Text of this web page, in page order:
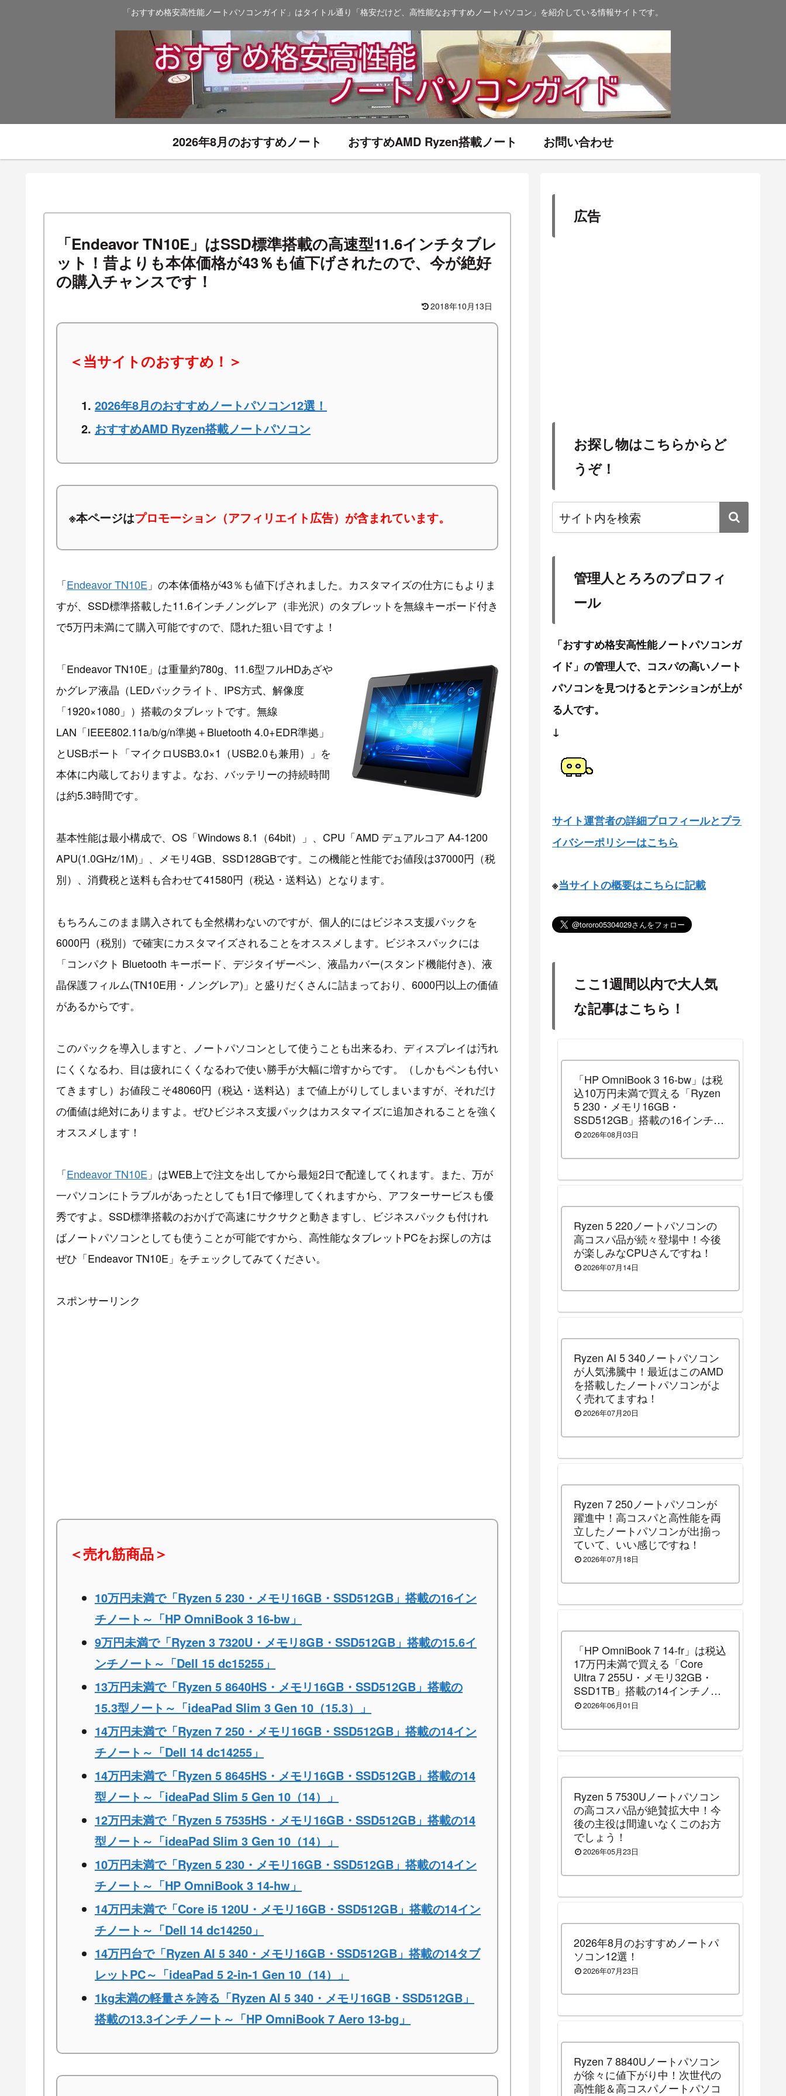
「おすすめ格安高性能ノートパソコンガイド」はタイトル通り「格安だけど、高性能なおすすめノートパソコン」を紹介している情報サイトです。
2026年8月のおすすめノート おすすめAMD Ryzen搭載ノート お問い合わせ
「Endeavor TN10E」はSSD標準搭載の高速型11.6インチタブレ
ット！昔よりも本体価格が43％も値下げされたので、今が絶好
の購入チャンスです！
2018年10月13日
＜当サイトのおすすめ！＞
2026年8月のおすすめノートパソコン12選！
おすすめAMD Ryzen搭載ノートパソコン
※本ページはプロモーション（アフィリエイト広告）が含まれています。
「Endeavor TN10E 」の本体価格が43％も値下げされました。カスタマイズの仕方にもよりま
すが、SSD標準搭載した11.6インチノングレア（非光沢）のタブレットを無線キーボード付き
で5万円未満にて購入可能ですので、隠れた狙い目ですよ！
「Endeavor TN10E」は重量約780g、11.6型フルHDあざや
かグレア液晶（LEDバックライト、IPS方式、解像度
「1920×1080」）搭載のタブレットです。無線
LAN「IEEE802.11a/b/g/n準拠＋Bluetooth 4.0+EDR準拠」
とUSBポート「マイクロUSB3.0×1（USB2.0も兼用）」を
本体に内蔵しておりますよ。なお、バッテリーの持続時間
は約5.3時間です。
基本性能は最小構成で、OS「Windows 8.1（64bit）」、CPU「AMD デュアルコア A4-1200
APU(1.0GHz/1M)」、メモリ4GB、SSD128GBです。この機能と性能でお値段は37000円（税
別）、消費税と送料も合わせて41580円（税込・送料込）となります。
もちろんこのまま購入されても全然構わないのですが、個人的にはビジネス支援パックを
6000円（税別）で確実にカスタマイズされることをオススメします。ビジネスパックには
「コンパクト Bluetooth キーボード、デジタイザーペン、液晶カバー(スタンド機能付き)、液
晶保護フィルム(TN10E用・ノングレア)」と盛りだくさんに詰まっており、6000円以上の価値
があるからです。
このパックを導入しますと、ノートパソコンとして使うことも出来るわ、ディスプレイは汚れ
にくくなるわ、目は疲れにくくなるわで使い勝手が大幅に増すからです。（しかもペンも付い
てきますし）お値段こそ48060円（税込・送料込）まで値上がりしてしまいますが、それだけ
の価値は絶対にありますよ。ぜひビジネス支援パックはカスタマイズに追加されることを強く
オススメします！
「Endeavor TN10E 」はWEB上で注文を出してから最短2日で配達してくれます。また、万が
一パソコンにトラブルがあったとしても1日で修理してくれますから、アフターサービスも優
秀ですよ。SSD標準搭載のおかげで高速にサクサクと動きますし、ビジネスパックも付けれ
ばノートパソコンとしても使うことが可能ですから、高性能なタブレットPCをお探しの方は
ぜひ「Endeavor TN10E」をチェックしてみてください。
スポンサーリンク
＜売れ筋商品＞
10万円未満で「Ryzen 5 230・メモリ16GB・SSD512GB」搭載の16イン
チノート～「HP OmniBook 3 16-bw」
9万円未満で「Ryzen 3 7320U・メモリ8GB・SSD512GB」搭載の15.6イ
ンチノート～「Dell 15 dc15255」
13万円未満で「Ryzen 5 8640HS・メモリ16GB・SSD512GB」搭載の
15.3型ノート～「ideaPad Slim 3 Gen 10（15.3）」
14万円未満で「Ryzen 7 250・メモリ16GB・SSD512GB」搭載の14イン
チノート～「Dell 14 dc14255」
14万円未満で「Ryzen 5 8645HS・メモリ16GB・SSD512GB」搭載の14
型ノート～「ideaPad Slim 5 Gen 10（14）」
12万円未満で「Ryzen 5 7535HS・メモリ16GB・SSD512GB」搭載の14
型ノート～「ideaPad Slim 3 Gen 10（14）」
10万円未満で「Ryzen 5 230・メモリ16GB・SSD512GB」搭載の14イン
チノート～「HP OmniBook 3 14-hw」
14万円未満で「Core i5 120U・メモリ16GB・SSD512GB」搭載の14イン
チノート～「Dell 14 dc14250」
14万円台で「Ryzen AI 5 340・メモリ16GB・SSD512GB」搭載の14タブ
レットPC～「ideaPad 5 2-in-1 Gen 10（14）」
1kg未満の軽量さを誇る「Ryzen AI 5 340・メモリ16GB・SSD512GB」
搭載の13.3インチノート～「HP OmniBook 7 Aero 13-bg」
広告
お探し物はこちらからど
うぞ！
管理人とろろのプロフィ
ール
「おすすめ格安高性能ノートパソコンガ
イド」の管理人で、コスパの高いノート
パソコンを見つけるとテンションが上が
る人です。
↓
サイト運営者の詳細プロフィールとプラ
イバシーポリシーはこちら
※当サイトの概要はこちらに記載
ここ1週間以内で大人気
な記事はこちら！
「HP OmniBook 3 16-bw」は税
込10万円未満で買える「Ryzen
5 230・メモリ16GB・
SSD512GB」搭載の16インチノ
ートパソコンです！（2026年8
ル中）
2026年08月03日
Ryzen 5 220ノートパソコンの
高コスパ品が続々登場中！今後
が楽しみなCPUさんですね！
2026年07月14日
Ryzen AI 5 340ノートパソコン
が人気沸騰中！最近はこのAMD
を搭載したノートパソコンがよ
く売れてますね！
2026年07月20日
Ryzen 7 250ノートパソコンが
躍進中！高コスパと高性能を両
立したノートパソコンが出揃っ
ていて、いい感じですね！
2026年07月18日
「HP OmniBook 7 14-fr」は税込
17万円未満で買える「Core
Ultra 7 255U・メモリ32GB・
SSD1TB」搭載の14インチノー
トパソコンです！（2026年8月3
中）
2026年06月01日
Ryzen 5 7530Uノートパソコン
の高コスパ品が絶賛拡大中！今
後の主役は間違いなくこのお方
でしょう！
2026年05月23日
2026年8月のおすすめノートパ
ソコン12選！
2026年07月23日
Ryzen 7 8840Uノートパソコン
が徐々に値下がり中！次世代の
高性能＆高コスパノートパソコ